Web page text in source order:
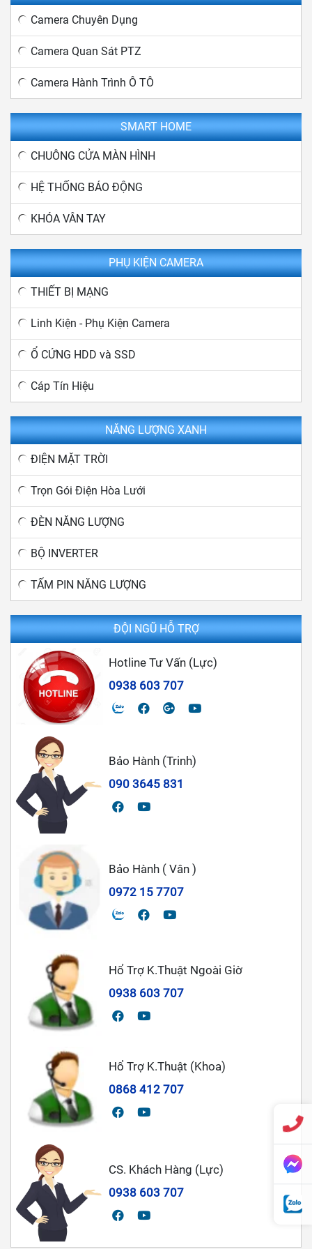
Camera Chuyên Dụng
Camera Quan Sát PTZ
Camera Hành Trình Ô TÔ
SMART HOME
CHUÔNG CỬA MÀN HÌNH
HỆ THỐNG BÁO ĐỘNG
KHÓA VÂN TAY
PHỤ KIỆN CAMERA
THIẾT BỊ MẠNG
Linh Kiện - Phụ Kiện Camera
Ổ CỨNG HDD và SSD
Cáp Tín Hiệu
NĂNG LƯỢNG XANH
ĐIỆN MẶT TRỜI
Trọn Gói Điện Hòa Lưới
ĐÈN NĂNG LƯỢNG
BỘ INVERTER
TẤM PIN NĂNG LƯỢNG
ĐỘI NGŨ HỖ TRỢ
Hotline Tư Vấn (Lực)
0938 603 707
Bảo Hành (Trinh)
090 3645 831
Bảo Hành ( Vân )
0972 15 7707
Hổ Trợ K.Thuật Ngoài Giờ
0938 603 707
Hổ Trợ K.Thuật (Khoa)
0868 412 707
CS. Khách Hàng (Lực)
0938 603 707